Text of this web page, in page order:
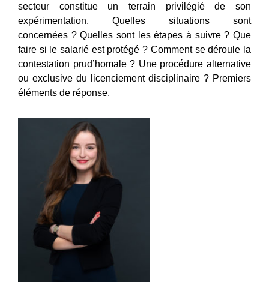
secteur constitue un terrain privilégié de son
expérimentation. Quelles situations sont
concernées ? Quelles sont les étapes à suivre ? Que
faire si le salarié est protégé ? Comment se déroule la
contestation prud’homale ? Une procédure alternative
ou exclusive du licenciement disciplinaire ? Premiers
éléments de réponse.